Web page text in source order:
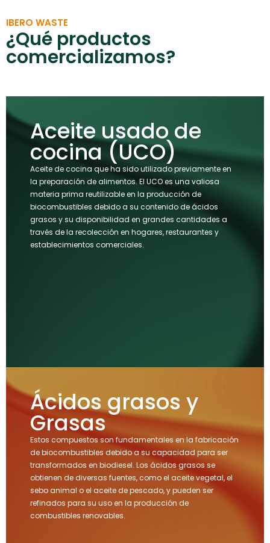
IBERO WASTE
¿Qué productos
comercializamos?
Aceite usado de
cocina (UCO)
Aceite de cocina que ha sido utilizado previamente en
la preparación de alimentos. El UCO es una valiosa
materia prima reutilizable en la producción de
biocombustibles debido a su contenido de ácidos
grasos y su disponibilidad en grandes cantidades a
través de la recolección en hogares, restaurantes y
establecimientos comerciales.
Ácidos grasos y
Grasas
Estos compuestos son fundamentales en la fabricación
de biocombustibles debido a su capacidad para ser
transformados en biodiesel. Los ácidos grasos se
obtienen de diversas fuentes, como el aceite vegetal, el
sebo animal o el aceite de pescado, y pueden ser
refinados para su uso en la producción de
combustibles renovables.